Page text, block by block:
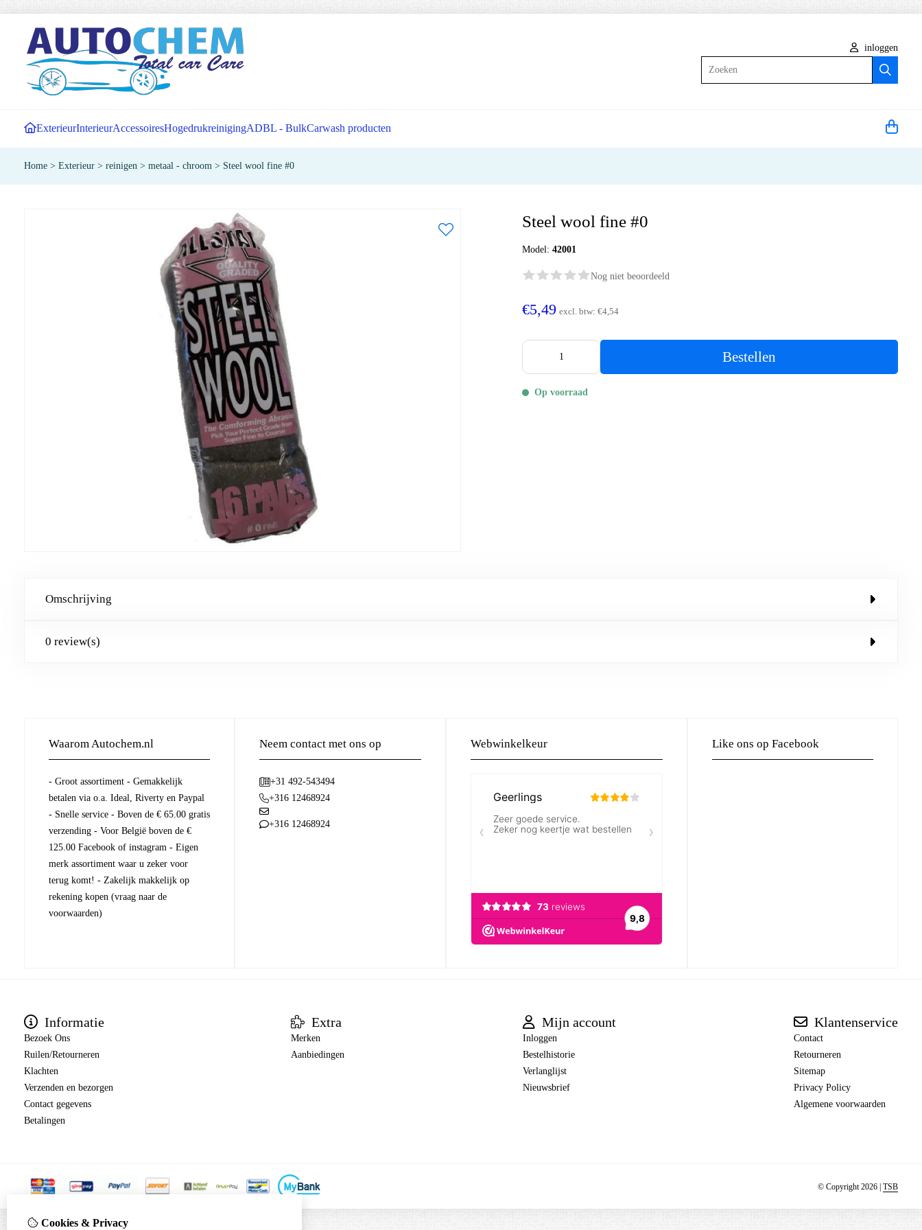
inloggen
ExterieurInterieurAccessoiresHogedrukreinigingADBL - BulkCarwash producten
Home > Exterieur > reinigen > metaal - chroom > Steel wool fine #0
Steel wool fine #0
Model:42001
Nog niet beoordeeld
€5,49 excl. btw:€4,54
Bestellen
Op voorraad
Omschrijving
0 review(s)
Waarom Autochem.nl
- Groot assortiment - Gemakkelijk
betalen via o.a. Ideal, Riverty en Paypal
- Snelle service - Boven de € 65.00 gratis
verzending - Voor België boven de €
125.00 Facebook of instagram - Eigen
merk assortiment waar u zeker voor
terug komt! - Zakelijk makkelijk op
rekening kopen (vraag naar de
voorwaarden)
Neem contact met ons op
+31 492-543494
+316 12468924
+316 12468924
Webwinkelkeur Like ons op Facebook
Informatie
Bezoek Ons
Ruilen/Retourneren
Klachten
Verzenden en bezorgen
Contact gegevens
Betalingen
Extra
Merken
Aanbiedingen
Mijn account
Inloggen
Bestelhistorie
Verlanglijst
Nieuwsbrief
Klantenservice
Contact
Retourneren
Sitemap
Privacy Policy
Algemene voorwaarden
© Copyright 2026 | TSB
Cookies & Privacy